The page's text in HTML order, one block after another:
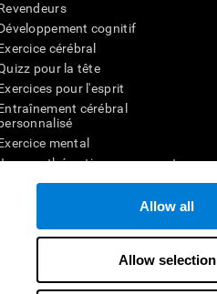
Allow all
Allow selection
cognitif
cérébral
pour la tête
pour l'esprit
cérébral
mental
mathématiques amusants
Compréhension de lecture
Batailles cérébrales
Test de QI